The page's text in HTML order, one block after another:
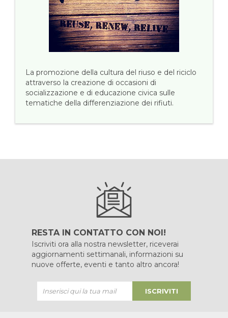
La promozione della cultura del riuso e del riciclo
attraverso la creazione di occasioni di
socializzazione e di educazione civica sulle
tematiche della differenziazione dei rifiuti.
RESTA IN CONTATTO CON NOI!
Iscriviti ora alla nostra newsletter, riceverai
aggiornamenti settimanali, informazioni su
nuove offerte, eventi e tanto altro ancora!
ISCRIVITI